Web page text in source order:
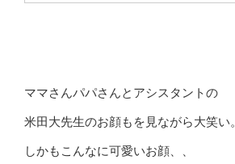
ママさんパパさんとアシスタントの
米田大先生のお顔もを見ながら大笑い。
しかもこんなに可愛いお顔、、